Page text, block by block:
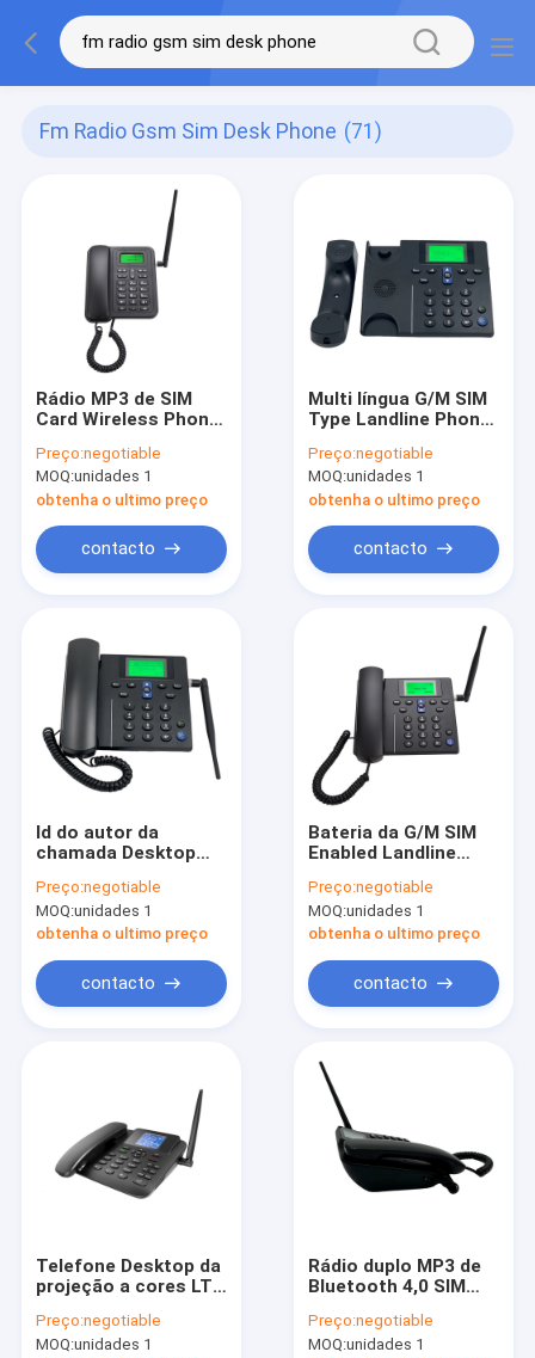
Fm Radio Gsm Sim Desk Phone (71)
Rádio MP3 de SIM
Card Wireless Phone
SMS
Preço:negotiable
MOQ:unidades 1
obtenha o ultimo preço
contacto
Multi língua G/M SIM
Type Landline Phone
Preço:negotiable
MOQ:unidades 1
obtenha o ultimo preço
contacto
Id do autor da
chamada Desktop
telefônica da G/M da
função de SMS
Preço:negotiable
MOQ:unidades 1
obtenha o ultimo preço
contacto
Bateria da G/M SIM
Enabled Landline
chipset do MTK
Preço:negotiable
MOQ:unidades 1
obtenha o ultimo preço
contacto
Telefone Desktop da
projeção a cores LTE
Card
Preço:negotiable
MOQ:unidades 1
Rádio duplo MP3 de
Bluetooth 4,0 SIM
Preço:negotiable
MOQ:unidades 1